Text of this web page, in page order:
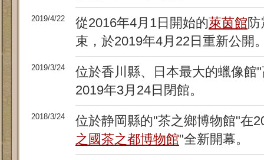
2019/4/22 從2016年4月1日開始的萊茵館
束，於2019年4月22日重新公開
2019/3/24
位於香川縣、日本最大的蠟像館
2019年3月24日閉館。
2018/3/24
位於静岡縣的"茶之鄉博物館"在
之國茶之都博物館"全新開幕。